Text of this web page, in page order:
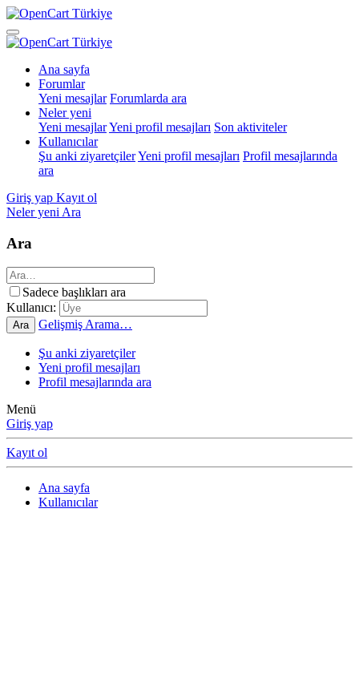
Ana sayfa
Forumlar
Yeni mesajlar Forumlarda ara
Neler yeni
Yeni mesajlarYeni profil mesajları Son aktiviteler
Kullanıcılar
Şu anki ziyaretçilerYeni profil mesajları Profil mesajlarında
ara
Giriş yap Kayıt ol
Neler yeni Ara
Ara
Sadece başlıkları ara
Kullanıcı:
Ara Gelişmiş Arama…
Şu anki ziyaretçiler
Yeni profil mesajları
Profil mesajlarında ara
Menü
Giriş yap
Kayıt ol
Ana sayfa
Kullanıcılar